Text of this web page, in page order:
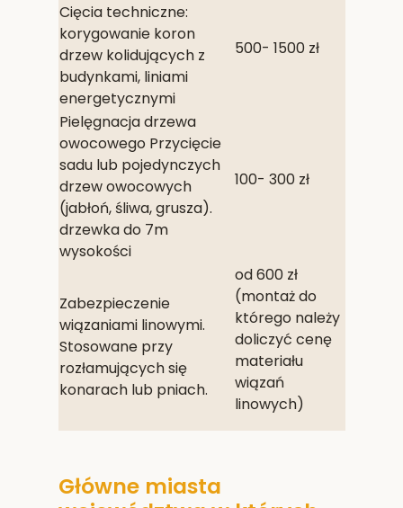
Cięcia techniczne:
korygowanie koron
drzew kolidujących z
budynkami, liniami
energetycznymi
500- 1500 zł
Pielęgnacja drzewa
owocowego Przycięcie
sadu lub pojedynczych
drzew owocowych
(jabłoń, śliwa, grusza).
drzewka do 7m
wysokości
100- 300 zł
Zabezpieczenie
wiązaniami linowymi.
Stosowane przy
rozłamujących się
konarach lub pniach.
od 600 zł
(montaż do
którego należy
doliczyć cenę
materiału
wiązań
linowych)
Główne miasta